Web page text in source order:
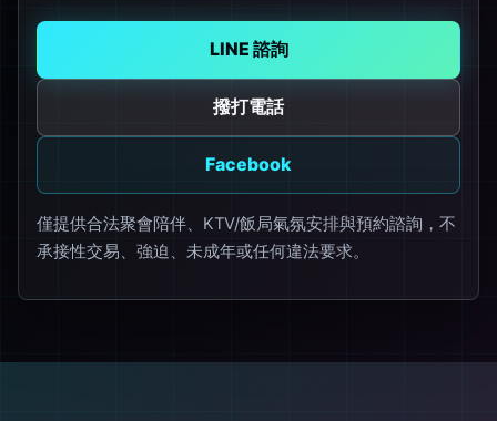
LINE 諮詢
撥打電話
Facebook
僅提供合法聚會陪伴、KTV/飯局氣氛安排與預約諮詢，不
承接性交易、強迫、未成年或任何違法要求。